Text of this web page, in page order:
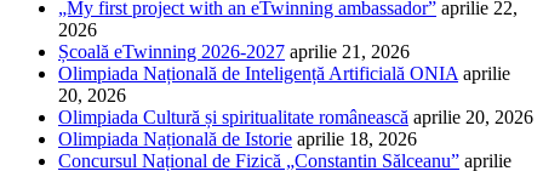
„My first project with an eTwinning ambassador” aprilie 22,
2026
Școală eTwinning 2026-2027 aprilie 21, 2026
Olimpiada Națională de Inteligență Artificială ONIA aprilie
20, 2026
Olimpiada Cultură și spiritualitate românească aprilie 20, 2026
Olimpiada Națională de Istorie aprilie 18, 2026
Concursul Național de Fizică „Constantin Sălceanu” aprilie